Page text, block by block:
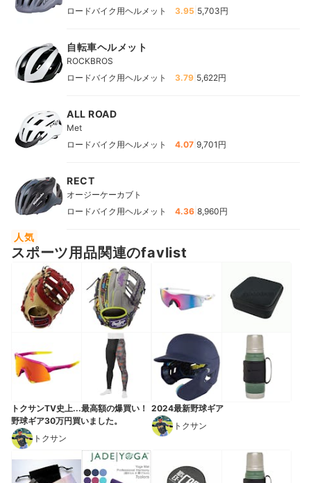
ロードバイク用ヘルメット
3.95 5,703円
自転車ヘルメット
ROCKBROS
ロードバイク用ヘルメット
3.79 5,622円
ALL ROAD
Met
ロードバイク用ヘルメット
4.07 9,701円
RECT
オージーケーカブト
ロードバイク用ヘルメット
4.36 8,960円
人気
スポーツ用品関連のfavlist
トクサンTV史上...最高額の爆買い！
野球ギア30万円買いました。
トクサン
2024最新野球ギア
トクサン